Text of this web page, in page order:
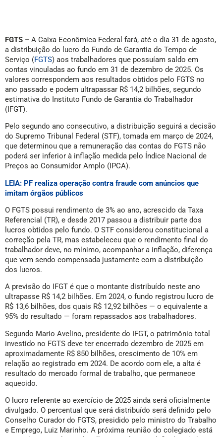
FGTS – A Caixa Econômica Federal fará, até o dia 31 de agosto,
a distribuição do lucro do Fundo de Garantia do Tempo de
Serviço (FGTS) aos trabalhadores que possuíam saldo em
contas vinculadas ao fundo em 31 de dezembro de 2025. Os
valores correspondem aos resultados obtidos pelo FGTS no
ano passado e podem ultrapassar R$ 14,2 bilhões, segundo
estimativa do Instituto Fundo de Garantia do Trabalhador
(IFGT).
Pelo segundo ano consecutivo, a distribuição seguirá a decisão
do Supremo Tribunal Federal (STF), tomada em março de 2024,
que determinou que a remuneração das contas do FGTS não
poderá ser inferior à inflação medida pelo Índice Nacional de
Preços ao Consumidor Amplo (IPCA).
LEIA: PF realiza operação contra fraude com anúncios que
imitam órgãos públicos
O FGTS possui rendimento de 3% ao ano, acrescido da Taxa
Referencial (TR), e desde 2017 passou a distribuir parte dos
lucros obtidos pelo fundo. O STF considerou constitucional a
correção pela TR, mas estabeleceu que o rendimento final do
trabalhador deve, no mínimo, acompanhar a inflação, diferença
que vem sendo compensada justamente com a distribuição
dos lucros.
A previsão do IFGT é que o montante distribuído neste ano
ultrapasse R$ 14,2 bilhões. Em 2024, o fundo registrou lucro de
R$ 13,6 bilhões, dos quais R$ 12,92 bilhões — o equivalente a
95% do resultado — foram repassados aos trabalhadores.
Segundo Mario Avelino, presidente do IFGT, o patrimônio total
investido no FGTS deve ter encerrado dezembro de 2025 em
aproximadamente R$ 850 bilhões, crescimento de 10% em
relação ao registrado em 2024. De acordo com ele, a alta é
resultado do mercado formal de trabalho, que permanece
aquecido.
O lucro referente ao exercício de 2025 ainda será oficialmente
divulgado. O percentual que será distribuído será definido pelo
Conselho Curador do FGTS, presidido pelo ministro do Trabalho
e Emprego, Luiz Marinho. A próxima reunião do colegiado está